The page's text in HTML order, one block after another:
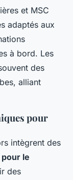
et MSC
adaptés aux
à bord. Les
des
alliant
pour
intègrent des
le
des